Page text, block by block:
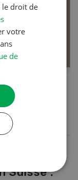
Suisse :
le droit de
votre
de